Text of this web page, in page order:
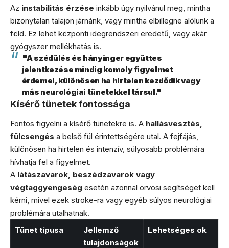
Az instabilitás érzése inkább úgy nyilvánul meg, mintha
bizonytalan talajon járnánk, vagy mintha elbillegne alólunk a
föld. Ez lehet központi idegrendszeri eredetű, vagy akár
gyógyszer mellékhatás is.
"A szédülés és hányinger együttes
jelentkezése mindig komoly figyelmet
érdemel, különösen ha hirtelen kezdődik vagy
más neurológiai tünetekkel társul."
Kísérő tünetek fontossága
Fontos figyelni a kísérő tünetekre is. A hallásvesztés,
fülcsengés a belső fül érintettségére utal. A fejfájás,
különösen ha hirtelen és intenzív, súlyosabb problémára
hívhatja fel a figyelmet.
A látászavarok, beszédzavarok vagy
végtaggyengeség esetén azonnal orvosi segítséget kell
kérni, mivel ezek stroke-ra vagy egyéb súlyos neurológiai
problémára utalhatnak.
Tünet típusa
Jellemző
tulajdonságok
Lehetséges ok